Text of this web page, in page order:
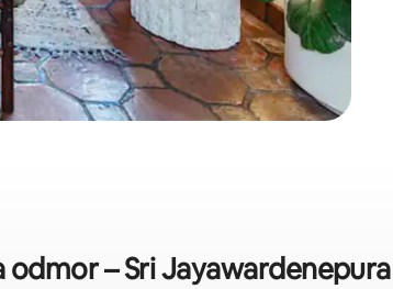
– Sri